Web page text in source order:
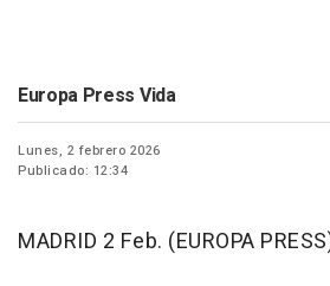
Europa Press Vida
Lunes, 2 febrero 2026
Publicado: 12:34
MADRID 2 Feb. (EUROPA